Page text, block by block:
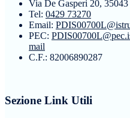
Via De Gasperi 20,
Tel: 0429 73270
Email:
PEC:
mail
C.F.: 82006890287
Sezione Link Utili